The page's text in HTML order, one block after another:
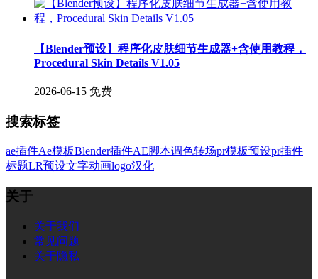
【Blender预设】程序化皮肤细节生成器+含使用教程，
Procedural Skin Details V1.05
2026-06-15 免费
搜索标签
ae插件Ae模板Blender插件AE脚本调色转场pr模板预设pr插件
标题LR预设文字动画logo汉化
关于
关于我们
常见问题
关于隐私